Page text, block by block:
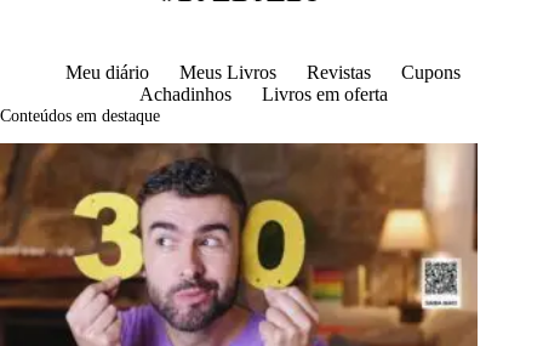
Meu diário Meus Livros Revistas
Cupons
Achadinhos
Livros em oferta
Conteúdos em destaque